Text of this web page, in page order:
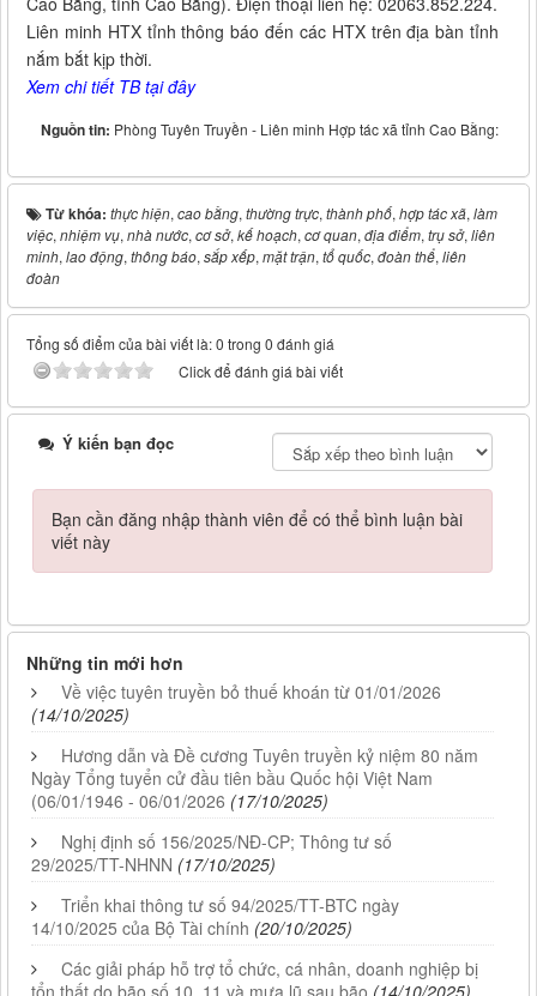
Liên minh HTX tỉnh thông báo đến các HTX trên địa bàn tỉnh
nắm bắt kịp thời.
Xem chi tiết TB tại đây
Nguồn tin: Phòng Tuyên Truyền - Liên minh Hợp tác xã tỉnh Cao Bằng:
Từ khóa: thực hiện, cao bằng, thường trực, thành phố, hợp tác xã, làm
việc, nhiệm vụ, nhà nước, cơ sở, kế hoạch, cơ quan, địa điểm, trụ sở, liên
minh, lao động, thông báo, sắp xếp, mặt trận, tổ quốc, đoàn thể, liên
đoàn
Tổng số điểm của bài viết là: 0 trong 0 đánh giá
Click để đánh giá bài viết
Ý kiến bạn đọc
Bạn cần đăng nhập thành viên để có thể bình luận bài
viết này
Những tin mới hơn
Về việc tuyên truyền bỏ thuế khoán từ 01/01/2026
(14/10/2025)
Hương dẫn và Đề cương Tuyên truyền kỷ niệm 80 năm
Ngày Tổng tuyển cử đầu tiên bầu Quốc hội Việt Nam
(06/01/1946 - 06/01/2026 (17/10/2025)
Nghị định số 156/2025/NĐ-CP; Thông tư số
29/2025/TT-NHNN (17/10/2025)
Triển khai thông tư số 94/2025/TT-BTC ngày
14/10/2025 của Bộ Tài chính (20/10/2025)
Các giải pháp hỗ trợ tổ chức, cá nhân, doanh nghiệp bị
tổn thất do bão số 10, 11 và mưa lũ sau bão (14/10/2025)